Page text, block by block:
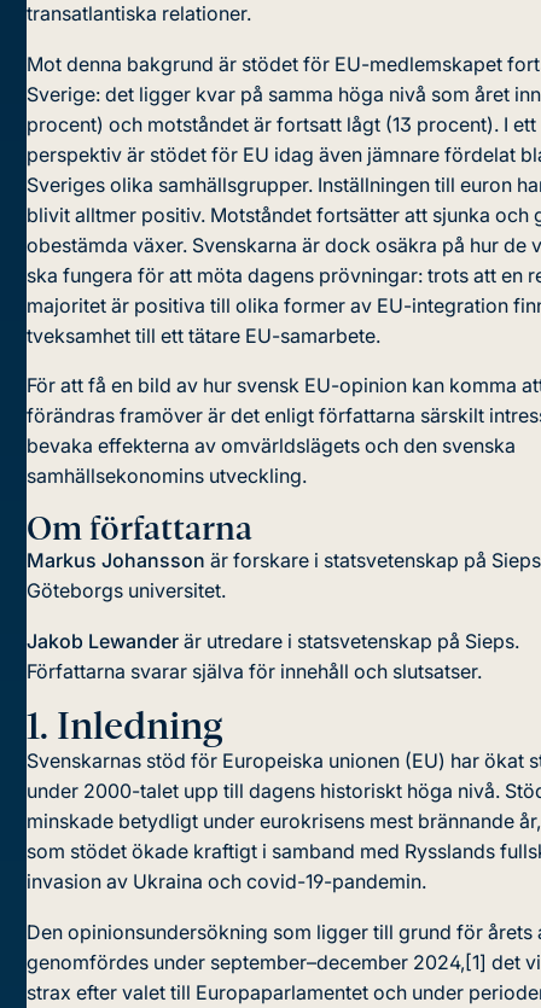
transatlantiska relationer.
Mot denna bakgrund är stödet för EU-medlemskapet
Sverige: det ligger kvar på samma höga nivå som året
procent) och motståndet är fortsatt lågt (13 procent). I
perspektiv är stödet för EU idag även jämnare fördelat
Sveriges olika samhällsgrupper. Inställningen till euron
blivit alltmer positiv. Motståndet fortsätter att sjunka och
obestämda växer. Svenskarna är dock osäkra på hur de
ska fungera för att möta dagens prövningar: trots att en
majoritet är positiva till olika former av EU-integration
tveksamhet till ett tätare EU-samarbete.
För att få en bild av hur svensk EU-opinion kan komma
förändras framöver är det enligt författarna särskilt
bevaka effekterna av omvärldslägets och den svenska
samhällsekonomins utveckling.
Om författarna
Markus Johansson är forskare i statsvetenskap på
Göteborgs universitet.
Jakob Lewander är utredare i statsvetenskap på Sieps.
Författarna svarar själva för innehåll och slutsatser.
1. Inledning
Svenskarnas stöd för Europeiska unionen (EU) har ökat
under 2000-talet upp till dagens historiskt höga nivå.
minskade betydligt under eurokrisens mest brännande
som stödet ökade kraftigt i samband med Rysslands
invasion av Ukraina och covid-19-pandemin.
Den opinionsundersökning som ligger till grund för årets
genomfördes under september–december 2024,[1] det
strax efter valet till Europaparlamentet och under